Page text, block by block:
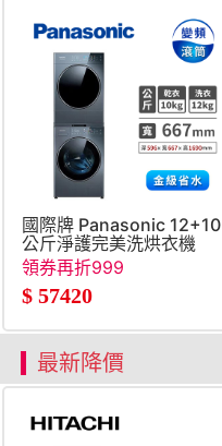
國際牌 Panasonic 12+10
公斤淨護完美洗烘衣機
領券再折999
$ 57420
最新降價